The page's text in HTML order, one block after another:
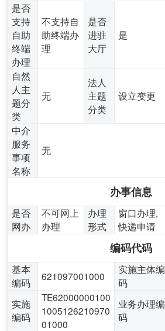
是否
支持
自助
终端
办理
不支持自
助终端办
理
是否
进驻
大厅
是
自然
人主
题分
类
无
法人
主题
分类
设立变更
中介
服务
事项
名称
无
办事信息
是否
网办
不可网上
办理
办理
形式
窗口办理,
快递申请
编码代码
基本
编码
621097001000
实施主体编
码
实施
编码
TE62000000100
1005126210970
01000
业务办理编
码